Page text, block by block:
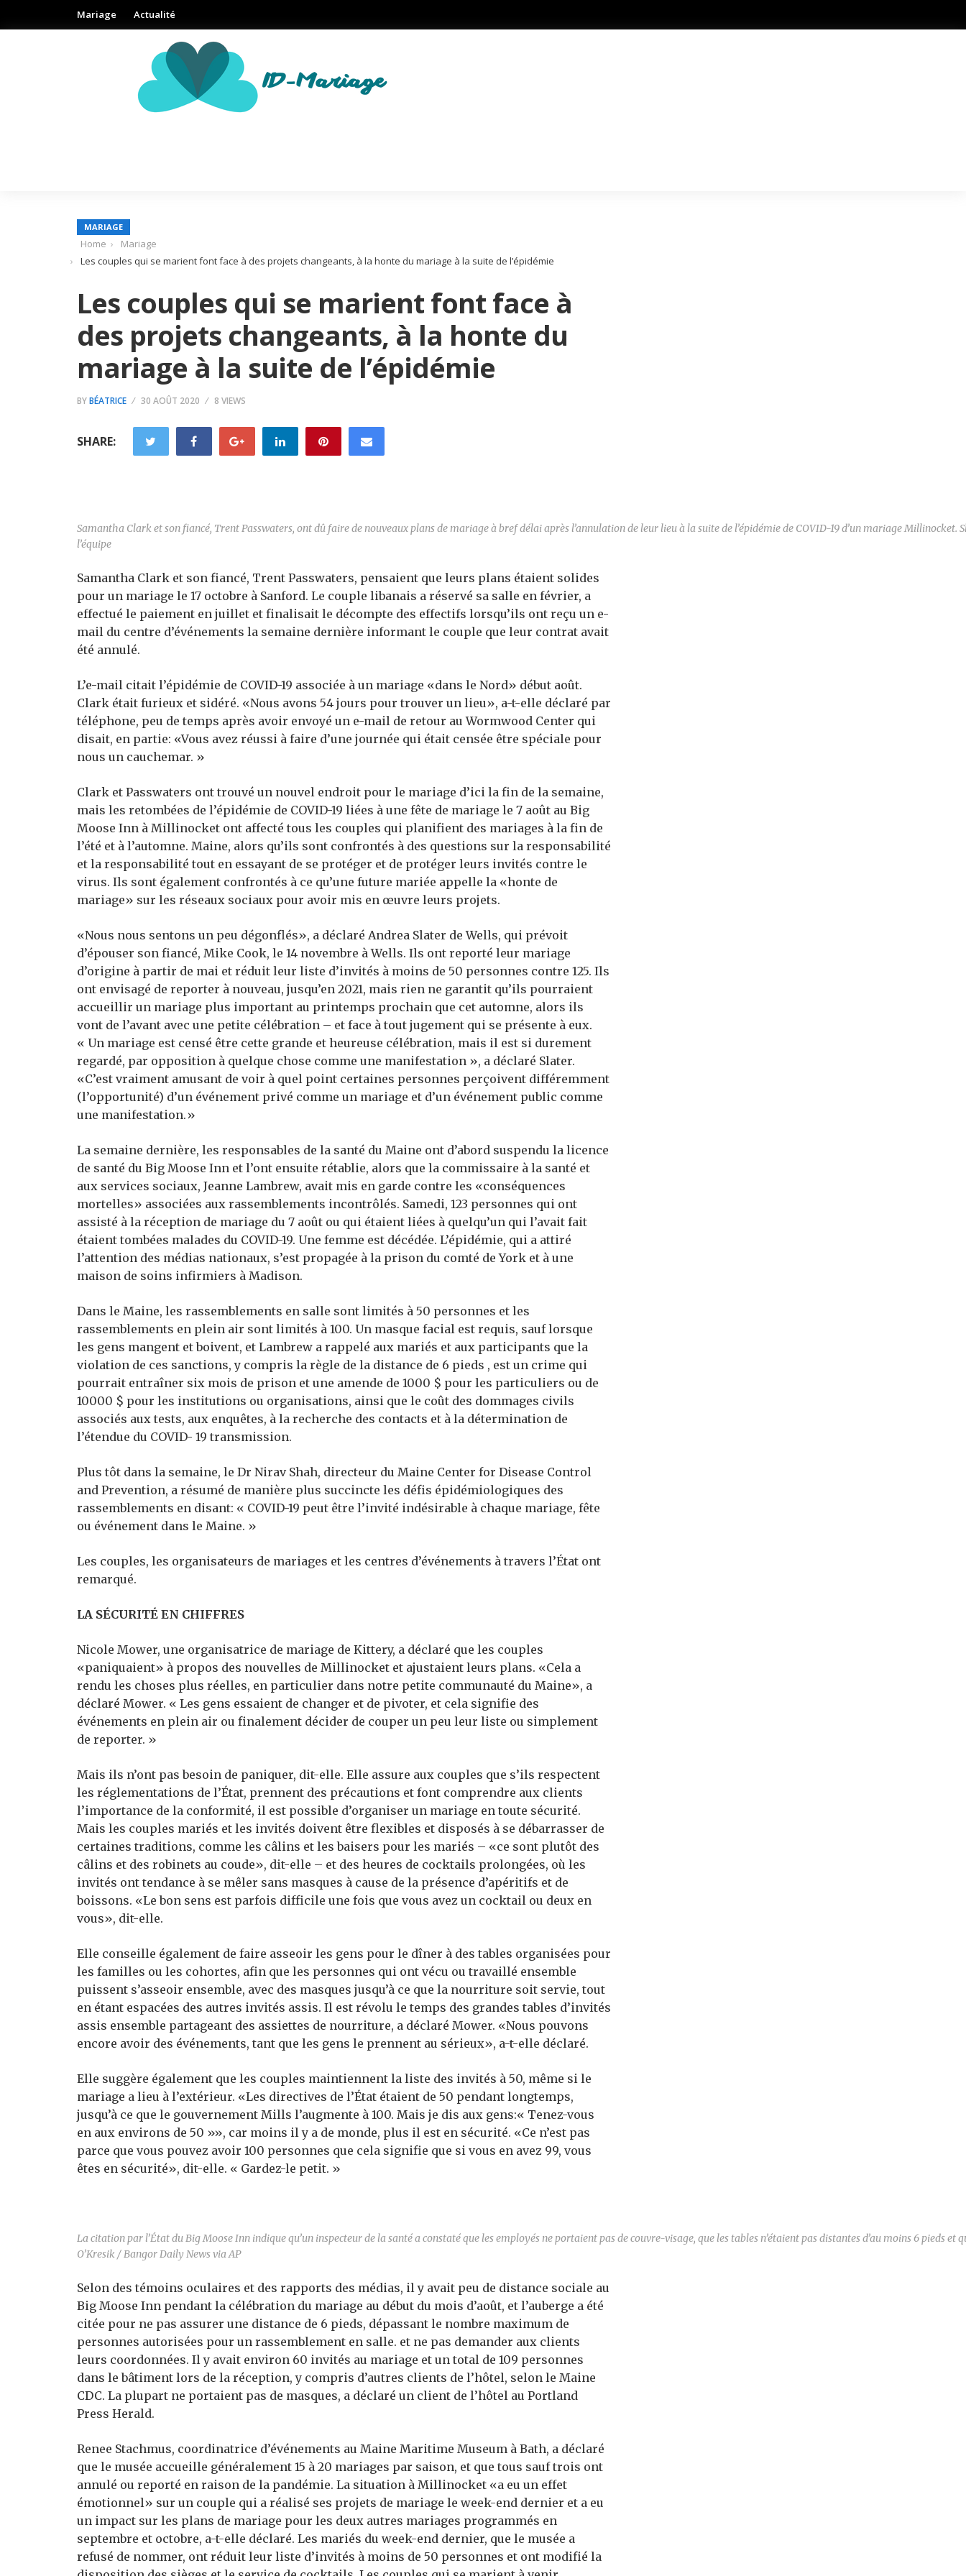
Mariage Actualité
MARIAGE
Home
Mariage
Les couples qui se marient font face à des projets changeants, à la honte du mariage à la suite de l’épidémie
Les couples qui se marient font face à
des projets changeants, à la honte du
mariage à la suite de l’épidémie
BYBÉATRICE 30 AOÛT 2020 8 VIEWS
SHARE:
Samantha Clark et son fiancé, Trent Passwaters, ont dû faire de nouveaux plans de mariage à bref délai après l’annulation de leur lieu à la suite de l’épidémie de COVID-19 d’un mariage Millinocket.
l’équipe
Samantha Clark et son fiancé, Trent Passwaters, pensaient que leurs plans étaient solides
pour un mariage le 17 octobre à Sanford. Le couple libanais a réservé sa salle en février, a
effectué le paiement en juillet et finalisait le décompte des effectifs lorsqu’ils ont reçu un e-
mail du centre d’événements la semaine dernière informant le couple que leur contrat avait
été annulé.
L’e-mail citait l’épidémie de COVID-19 associée à un mariage «dans le Nord» début août.
Clark était furieux et sidéré. «Nous avons 54 jours pour trouver un lieu», a-t-elle déclaré par
téléphone, peu de temps après avoir envoyé un e-mail de retour au Wormwood Center qui
disait, en partie: «Vous avez réussi à faire d’une journée qui était censée être spéciale pour
nous un cauchemar. »
Clark et Passwaters ont trouvé un nouvel endroit pour le mariage d’ici la fin de la semaine,
mais les retombées de l’épidémie de COVID-19 liées à une fête de mariage le 7 août au Big
Moose Inn à Millinocket ont affecté tous les couples qui planifient des mariages à la fin de
l’été et à l’automne. Maine, alors qu’ils sont confrontés à des questions sur la responsabilité
et la responsabilité tout en essayant de se protéger et de protéger leurs invités contre le
virus. Ils sont également confrontés à ce qu’une future mariée appelle la «honte de
mariage» sur les réseaux sociaux pour avoir mis en œuvre leurs projets.
«Nous nous sentons un peu dégonflés», a déclaré Andrea Slater de Wells, qui prévoit
d’épouser son fiancé, Mike Cook, le 14 novembre à Wells. Ils ont reporté leur mariage
d’origine à partir de mai et réduit leur liste d’invités à moins de 50 personnes contre 125. Ils
ont envisagé de reporter à nouveau, jusqu’en 2021, mais rien ne garantit qu’ils pourraient
accueillir un mariage plus important au printemps prochain que cet automne, alors ils
vont de l’avant avec une petite célébration – et face à tout jugement qui se présente à eux.
« Un mariage est censé être cette grande et heureuse célébration, mais il est si durement
regardé, par opposition à quelque chose comme une manifestation », a déclaré Slater.
«C’est vraiment amusant de voir à quel point certaines personnes perçoivent différemment
(l’opportunité) d’un événement privé comme un mariage et d’un événement public comme
une manifestation.»
La semaine dernière, les responsables de la santé du Maine ont d’abord suspendu la licence
de santé du Big Moose Inn et l’ont ensuite rétablie, alors que la commissaire à la santé et
aux services sociaux, Jeanne Lambrew, avait mis en garde contre les «conséquences
mortelles» associées aux rassemblements incontrôlés. Samedi, 123 personnes qui ont
assisté à la réception de mariage du 7 août ou qui étaient liées à quelqu’un qui l’avait fait
étaient tombées malades du COVID-19. Une femme est décédée. L’épidémie, qui a attiré
l’attention des médias nationaux, s’est propagée à la prison du comté de York et à une
maison de soins infirmiers à Madison.
Dans le Maine, les rassemblements en salle sont limités à 50 personnes et les
rassemblements en plein air sont limités à 100. Un masque facial est requis, sauf lorsque
les gens mangent et boivent, et Lambrew a rappelé aux mariés et aux participants que la
violation de ces sanctions, y compris la règle de la distance de 6 pieds , est un crime qui
pourrait entraîner six mois de prison et une amende de 1000 $ pour les particuliers ou de
10000 $ pour les institutions ou organisations, ainsi que le coût des dommages civils
associés aux tests, aux enquêtes, à la recherche des contacts et à la détermination de
l’étendue du COVID- 19 transmission.
Plus tôt dans la semaine, le Dr Nirav Shah, directeur du Maine Center for Disease Control
and Prevention, a résumé de manière plus succincte les défis épidémiologiques des
rassemblements en disant: « COVID-19 peut être l’invité indésirable à chaque mariage, fête
ou événement dans le Maine. »
Les couples, les organisateurs de mariages et les centres d’événements à travers l’État ont
remarqué.
LA SÉCURITÉ EN CHIFFRES
Nicole Mower, une organisatrice de mariage de Kittery, a déclaré que les couples
«paniquaient» à propos des nouvelles de Millinocket et ajustaient leurs plans. «Cela a
rendu les choses plus réelles, en particulier dans notre petite communauté du Maine», a
déclaré Mower. « Les gens essaient de changer et de pivoter, et cela signifie des
événements en plein air ou finalement décider de couper un peu leur liste ou simplement
de reporter. »
Mais ils n’ont pas besoin de paniquer, dit-elle. Elle assure aux couples que s’ils respectent
les réglementations de l’État, prennent des précautions et font comprendre aux clients
l’importance de la conformité, il est possible d’organiser un mariage en toute sécurité.
Mais les couples mariés et les invités doivent être flexibles et disposés à se débarrasser de
certaines traditions, comme les câlins et les baisers pour les mariés – «ce sont plutôt des
câlins et des robinets au coude», dit-elle – et des heures de cocktails prolongées, où les
invités ont tendance à se mêler sans masques à cause de la présence d’apéritifs et de
boissons. «Le bon sens est parfois difficile une fois que vous avez un cocktail ou deux en
vous», dit-elle.
Elle conseille également de faire asseoir les gens pour le dîner à des tables organisées pour
les familles ou les cohortes, afin que les personnes qui ont vécu ou travaillé ensemble
puissent s’asseoir ensemble, avec des masques jusqu’à ce que la nourriture soit servie, tout
en étant espacées des autres invités assis. Il est révolu le temps des grandes tables d’invités
assis ensemble partageant des assiettes de nourriture, a déclaré Mower. «Nous pouvons
encore avoir des événements, tant que les gens le prennent au sérieux», a-t-elle déclaré.
Elle suggère également que les couples maintiennent la liste des invités à 50, même si le
mariage a lieu à l’extérieur. «Les directives de l’État étaient de 50 pendant longtemps,
jusqu’à ce que le gouvernement Mills l’augmente à 100. Mais je dis aux gens:« Tenez-vous
en aux environs de 50 »», car moins il y a de monde, plus il est en sécurité. «Ce n’est pas
parce que vous pouvez avoir 100 personnes que cela signifie que si vous en avez 99, vous
êtes en sécurité», dit-elle. « Gardez-le petit. »
La citation par l’État du Big Moose Inn indique qu’un inspecteur de la santé a constaté que les employés ne portaient pas de couvre-visage, que les tables n’étaient pas distantes d’au moins 6 pieds et
O’Kresik / Bangor Daily News via AP
Selon des témoins oculaires et des rapports des médias, il y avait peu de distance sociale au
Big Moose Inn pendant la célébration du mariage au début du mois d’août, et l’auberge a été
citée pour ne pas assurer une distance de 6 pieds, dépassant le nombre maximum de
personnes autorisées pour un rassemblement en salle. et ne pas demander aux clients
leurs coordonnées. Il y avait environ 60 invités au mariage et un total de 109 personnes
dans le bâtiment lors de la réception, y compris d’autres clients de l’hôtel, selon le Maine
CDC. La plupart ne portaient pas de masques, a déclaré un client de l’hôtel au Portland
Press Herald.
Renee Stachmus, coordinatrice d’événements au Maine Maritime Museum à Bath, a déclaré
que le musée accueille généralement 15 à 20 mariages par saison, et que tous sauf trois ont
annulé ou reporté en raison de la pandémie. La situation à Millinocket «a eu un effet
émotionnel» sur un couple qui a réalisé ses projets de mariage le week-end dernier et a eu
un impact sur les plans de mariage pour les deux autres mariages programmés en
septembre et octobre, a-t-elle déclaré. Les mariés du week-end dernier, que le musée a
refusé de nommer, ont réduit leur liste d’invités à moins de 50 personnes et ont modifié la